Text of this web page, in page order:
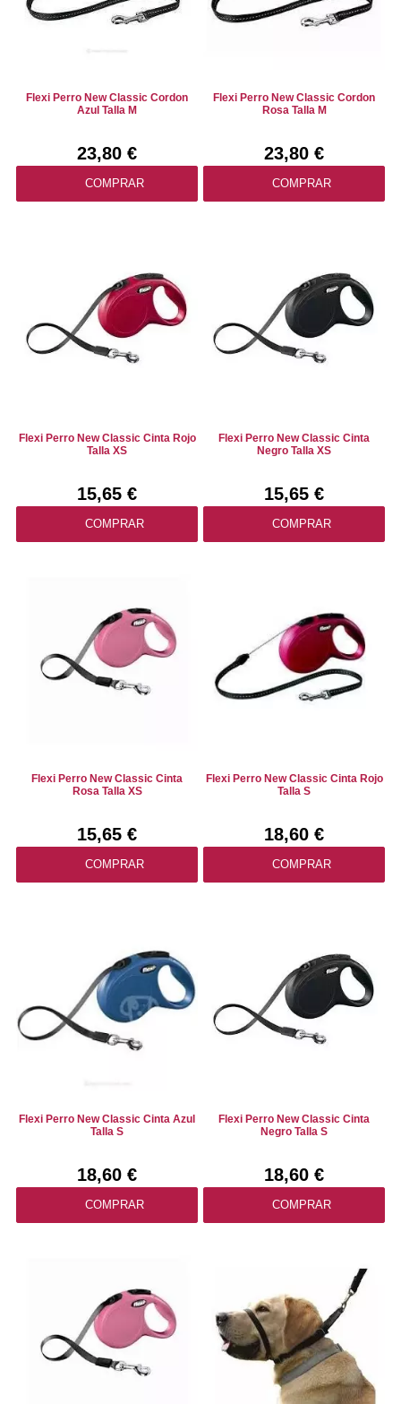
Flexi Perro New Classic Cordon
Azul Talla M
23,80 €
COMPRAR
Flexi Perro New Classic Cordon
Rosa Talla M
23,80 €
COMPRAR
Flexi Perro New Classic Cinta Rojo
Talla XS
15,65 €
COMPRAR
Flexi Perro New Classic Cinta
Negro Talla XS
15,65 €
COMPRAR
Flexi Perro New Classic Cinta
Rosa Talla XS
15,65 €
COMPRAR
Flexi Perro New Classic Cinta Rojo
Talla S
18,60 €
COMPRAR
Flexi Perro New Classic Cinta Azul
Talla S
18,60 €
COMPRAR
Flexi Perro New Classic Cinta
Negro Talla S
18,60 €
COMPRAR